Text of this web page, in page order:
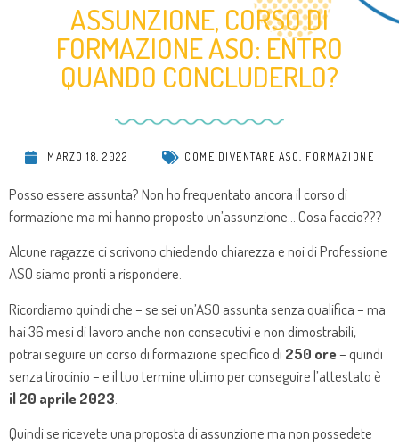
ASSUNZIONE, CORSO DI
FORMAZIONE ASO: ENTRO
QUANDO CONCLUDERLO?
MARZO 18, 2022 COME DIVENTARE ASO, FORMAZIONE
Posso essere assunta? Non ho frequentato ancora il corso di
formazione ma mi hanno proposto un’assunzione… Cosa faccio???
Alcune ragazze ci scrivono chiedendo chiarezza e noi di Professione
ASO siamo pronti a rispondere.
Ricordiamo quindi che – se sei un’ASO assunta senza qualifica – ma
hai 36 mesi di lavoro anche non consecutivi e non dimostrabili,
potrai seguire un corso di formazione specifico di250 ore– quindi
senza tirocinio – e il tuo termine ultimo per conseguire l’attestato è
il 20 aprile 2023
Quindi se ricevete una proposta di assunzione ma non possedete